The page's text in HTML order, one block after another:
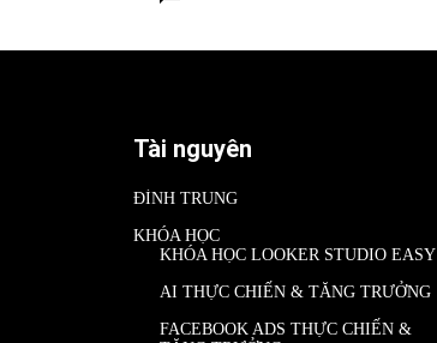
Tài nguyên
ĐÌNH TRUNG
KHÓA HỌC
KHÓA HỌC LOOKER STUDIO EASY
AI THỰC CHIẾN & TĂNG TRƯỞNG
FACEBOOK ADS THỰC CHIẾN &